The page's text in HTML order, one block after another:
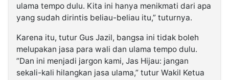
ulama tempo dulu. Kita ini hanya menikmati dari apa
yang sudah dirintis beliau-beliau itu,” tuturnya.
Karena itu, tutur Gus Jazil, bangsa ini tidak boleh
melupakan jasa para wali dan ulama tempo dulu.
”Dan ini menjadi jargon kami, Jas Hijau: jangan
sekali-kali hilangkan jasa ulama,” tutur Wakil Ketua